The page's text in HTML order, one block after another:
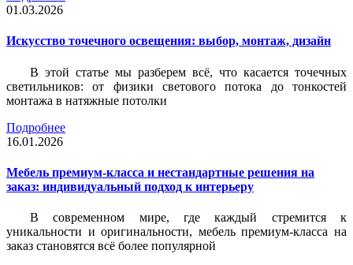
01.03.2026
Искусство точечного освещения: выбор, монтаж, дизайн
В этой статье мы разберем всё, что касается точечных
светильников: от физики светового потока до тонкостей
монтажа в натяжные потолки
Подробнее
16.01.2026
Мебель премиум-класса и нестандартные решения на
заказ: индивидуальный подход к интерьеру
В современном мире, где каждый стремится к
уникальности и оригинальности, мебель премиум-класса на
заказ становятся всё более популярной